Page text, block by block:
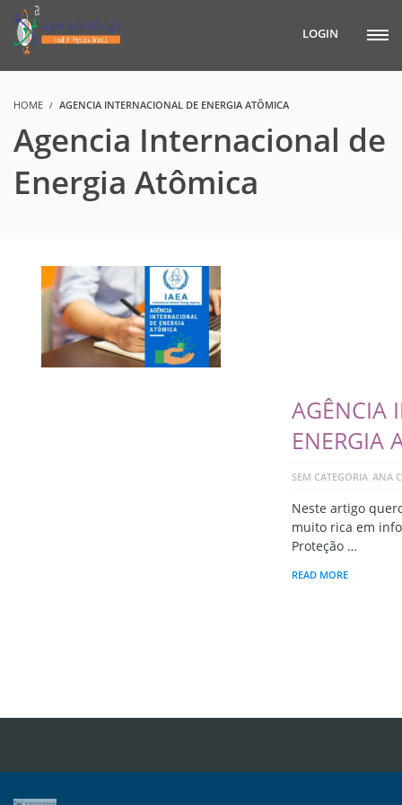
LOGIN
HOME AGENCIA INTERNACIONAL DE ENERGIA ATÔMICA
Agencia Internacional de
Energia Atômica
AGÊNCIA
ENERGIA
SEM CATEGORIA ANA
Neste artigo
muito rica em
Proteção …
READ MORE